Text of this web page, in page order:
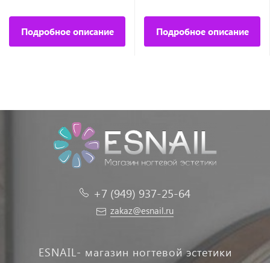
Подробное описание Подробное описание
+7 (949) 937-25-64
zakaz@esnail.ru
ESNAIL- магазин ногтевой эстетики